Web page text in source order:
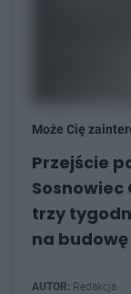
Może Cię
Przejście
Sosnowiec
trzy
na
AUTOR: Redakcja